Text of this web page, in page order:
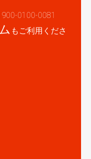
0100-0081
もご利用くださ